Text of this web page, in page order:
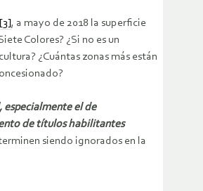
[3], a mayo de 2018 la superficie
Colores? ¿Si no es un
¿Cuántas zonas más están
especialmente el de
de títulos habilitantes
siendo ignorados en la